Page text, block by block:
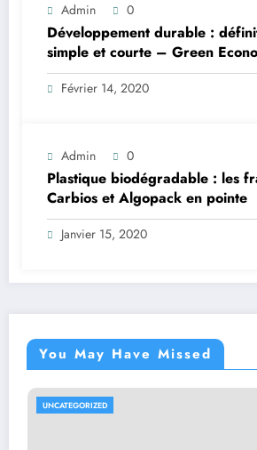
Admin 0
Développement durable :
simple et courte – Green
Février 14, 2020
Admin 0
Plastique biodégradable : les
Carbios et Algopack en pointe
Janvier 15, 2020
You May Have Missed
UNCATEGORIZED